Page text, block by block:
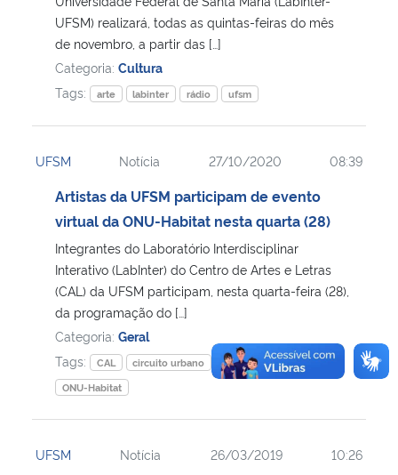
UFSM) realizará, todas as quintas-feiras do mês
de novembro, a partir das […]
Categoria: Cultura
Tags:
arte labinter rádio ufsm
UFSM Notícia 27/10/2020 08:39
Artistas da UFSM participam de evento
virtual da ONU-Habitat nesta quarta (28)
Integrantes do Laboratório Interdisciplinar
Interativo (LabInter) do Centro de Artes e Letras
(CAL) da UFSM participam, nesta quarta-feira (28),
da programação do […]
Categoria: Geral
Tags:
CAL circuito urbano Geral
labinter
ONU-Habitat
UFSM Notícia 26/03/2019 10:26